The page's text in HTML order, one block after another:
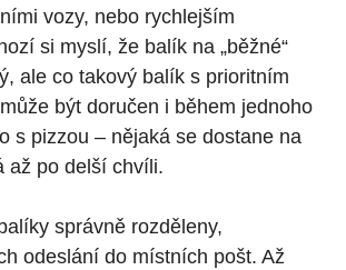
vozy, nebo rychlejším
si myslí, že balík na „běžné“
ale co takový balík s prioritním
být doručen i během jednoho
s pizzou – nějaká se dostane na
až po delší chvíli.
správně rozděleny,
odeslání do místních pošt. Až